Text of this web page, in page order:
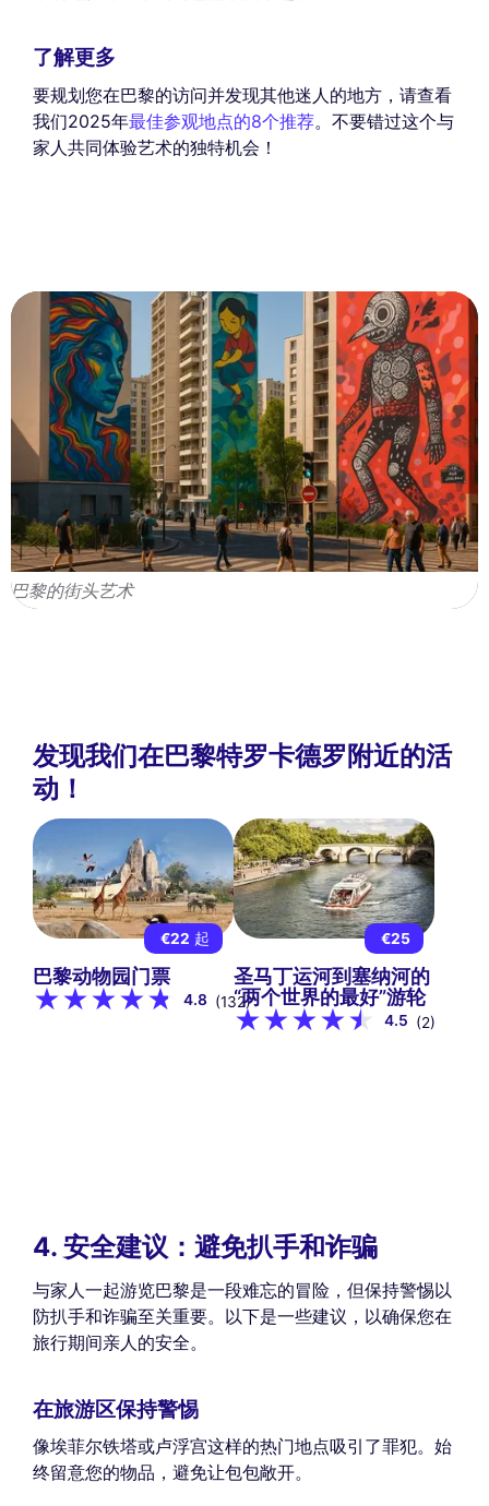
了解更多
要规划您在巴黎的访问并发现其他迷人的地方，请查看
我们2025年最佳参观地点的8个推荐。不要错过这个与
家人共同体验艺术的独特机会！
巴黎的街头艺术
发现我们在巴黎特罗卡德罗附近的活
动！
€22 起
巴黎动物园门票
4.8 (132)
€25
圣马丁运河到塞纳河的
“两个世界的最好”游轮
4.5 (2)
4. 安全建议：避免扒手和诈骗
与家人一起游览巴黎是一段难忘的冒险，但保持警惕以
防扒手和诈骗至关重要。以下是一些建议，以确保您在
旅行期间亲人的安全。
在旅游区保持警惕
像埃菲尔铁塔或卢浮宫这样的热门地点吸引了罪犯。始
终留意您的物品，避免让包包敞开。